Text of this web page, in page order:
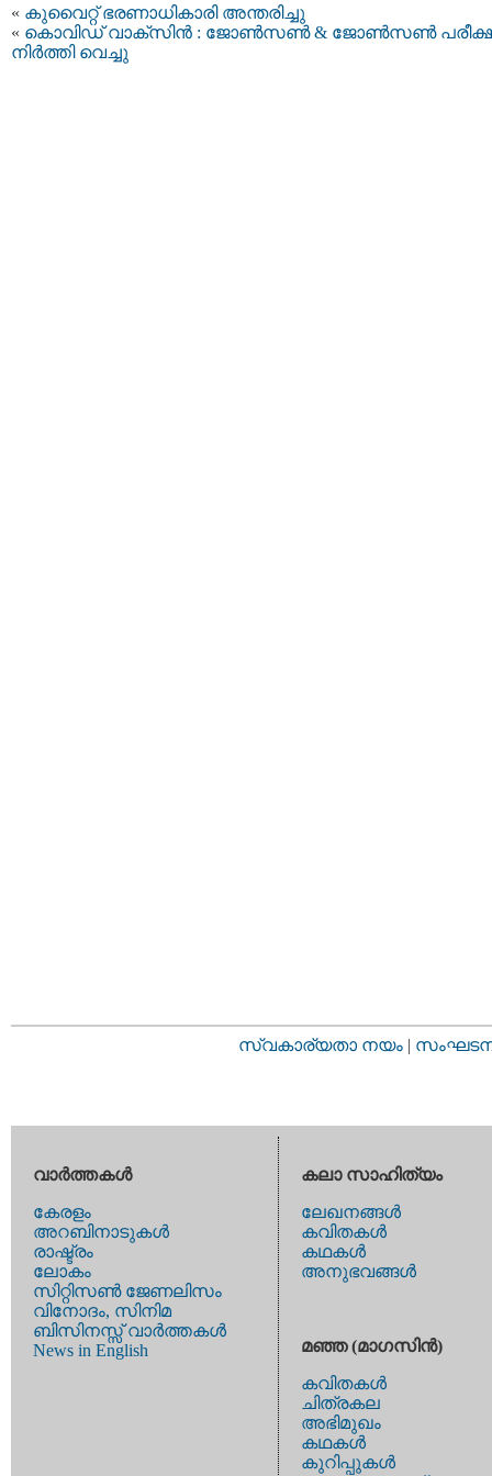
« കുവൈറ്റ് ഭരണാധികാരി അന്തരിച്ചു
« കൊവിഡ് വാക്സിന്‍ : ജോണ്‍സൺ & ജോൺസൺ
നിർത്തി വെച്ചു
സ്വകാര്യതാ നയം |
വാര്‍ത്തകള്‍
കേരളം
അറബിനാടുകള്‍
രാഷ്ട്രം
ലോകം
സിറ്റിസണ്‍ ജേണലിസം
വിനോദം, സിനിമ
ബിസിനസ്സ് വാര്‍ത്തകള്‍
News in English
കലാ സാഹിത്യം
ലേഖനങ്ങള്‍
കവിതകള്‍
കഥകള്‍
അനുഭവങ്ങള്‍
മഞ്ഞ (മാഗസിന്‍)
കവിതകള്‍
ചിത്രകല
അഭിമുഖം
കഥകള്‍
കുറിപ്പുകള്‍